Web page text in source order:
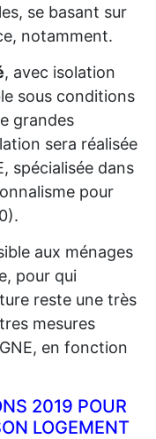
se basant sur
notamment.
, avec isolation
sous conditions
grandes
sera réalisée
spécialisée dans
pour
aux ménages
pour qui
reste une très
mesures
en fonction
2019 POUR
LOGEMENT